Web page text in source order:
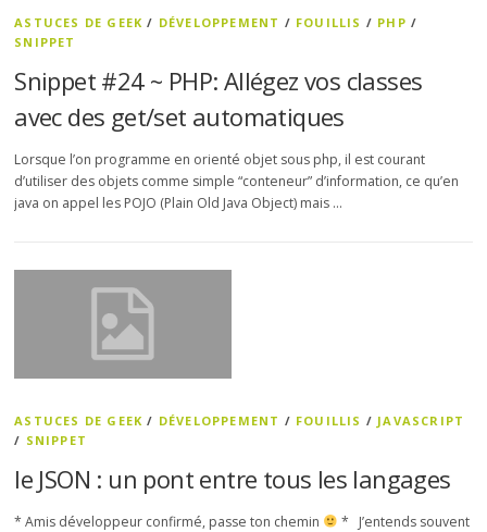
ASTUCES DE GEEK / DÉVELOPPEMENT / FOUILLIS / PHP /
SNIPPET
Snippet #24 ~ PHP: Allégez vos classes
avec des get/set automatiques
Lorsque l’on programme en orienté objet sous php, il est courant
d’utiliser des objets comme simple “conteneur” d’information, ce qu’en
java on appel les POJO (Plain Old Java Object) mais …
ASTUCES DE GEEK / DÉVELOPPEMENT / FOUILLIS / JAVASCRIPT
/ SNIPPET
le JSON : un pont entre tous les langages
* Amis développeur confirmé, passe ton chemin
* J’entends souvent